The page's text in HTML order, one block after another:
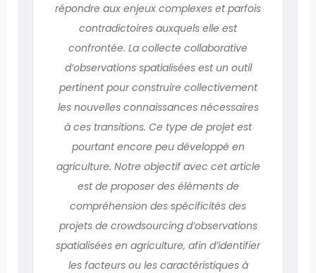
répondre aux enjeux complexes et parfois
contradictoires auxquels elle est
confrontée. La collecte collaborative
d’observations spatialisées est un outil
pertinent pour construire collectivement
les nouvelles connaissances nécessaires
à ces transitions. Ce type de projet est
pourtant encore peu développé en
agriculture. Notre objectif avec cet article
est de proposer des éléments de
compréhension des spécificités des
projets de crowdsourcing d’observations
spatialisées en agriculture, afin d’identifier
les facteurs ou les caractéristiques à